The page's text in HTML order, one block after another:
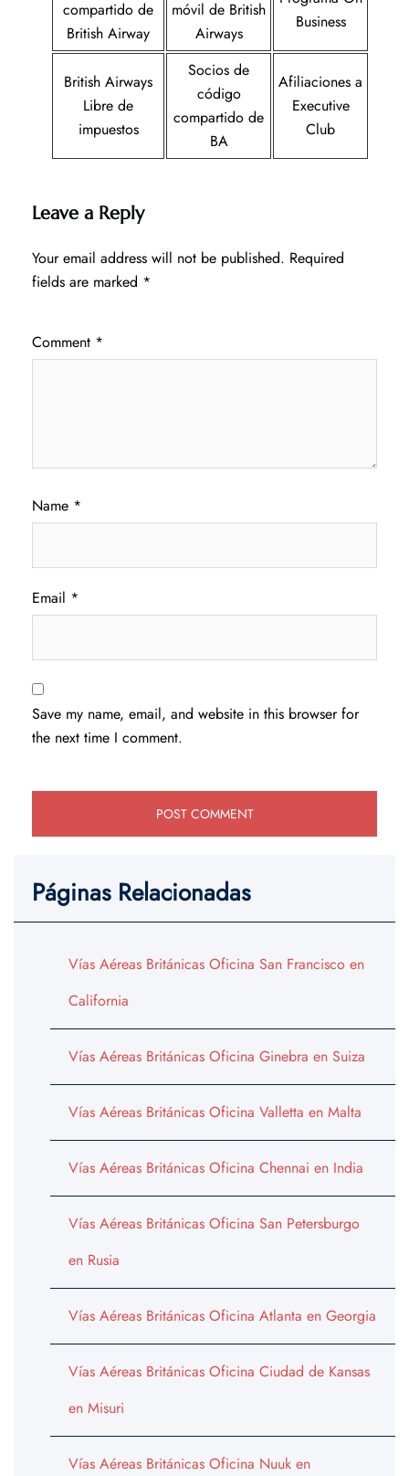
compartido de
British Airway
móvil de British
Airways
Business
British Airways
Libre de
impuestos
Socios de
código
compartido de
BA
Afiliaciones a
Executive
Club
Leave a Reply
Your email address will not be published. Required
fields are marked *
Comment *
Name *
Email *
Save my name, email, and website in this browser for
the next time I comment.
Páginas Relacionadas
Vías Aéreas Británicas Oficina San Francisco en
California
Vías Aéreas Británicas Oficina Ginebra en Suiza
Vías Aéreas Británicas Oficina Valletta en Malta
Vías Aéreas Británicas Oficina Chennai en India
Vías Aéreas Británicas Oficina San Petersburgo
en Rusia
Vías Aéreas Británicas Oficina Atlanta en Georgia
Vías Aéreas Británicas Oficina Ciudad de Kansas
en Misuri
Vías Aéreas Británicas Oficina Nuuk en